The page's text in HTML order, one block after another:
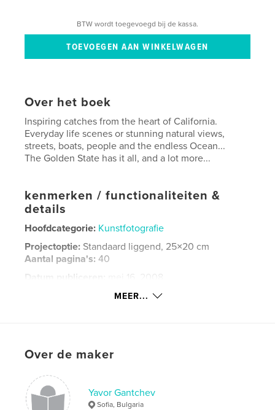
BTW wordt toegevoegd bij de kassa.
Over het boek
Inspiring catches from the heart of California.
Everyday life scenes or stunning natural views,
streets, boats, people and the endless Ocean...
The Golden State has it all, and a lot more...
kenmerken / functionaliteiten &
details
Hoofdcategorie: Kunstfotografie
Projectoptie: Standaard liggend, 25×20 cm
Aantal pagina's:40
Datum publiceren:
mei 16, 2008
, USA , U.S.
MEER...
Over de maker
Yavor Gantchev
Sofia, Bulgaria